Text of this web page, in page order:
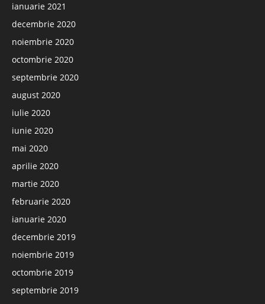
ianuarie 2021
decembrie 2020
noiembrie 2020
octombrie 2020
septembrie 2020
august 2020
iulie 2020
iunie 2020
mai 2020
aprilie 2020
martie 2020
februarie 2020
ianuarie 2020
decembrie 2019
noiembrie 2019
octombrie 2019
septembrie 2019